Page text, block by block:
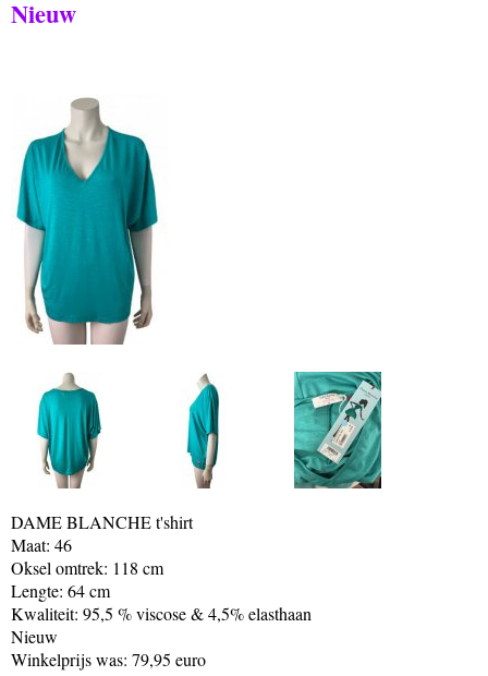
Nieuw
DAME BLANCHE t'shirt
Maat: 46
Oksel omtrek: 118 cm
Lengte: 64 cm
Kwaliteit: 95,5 % viscose & 4,5% elasthaan
Nieuw
Winkelprijs was: 79,95 euro